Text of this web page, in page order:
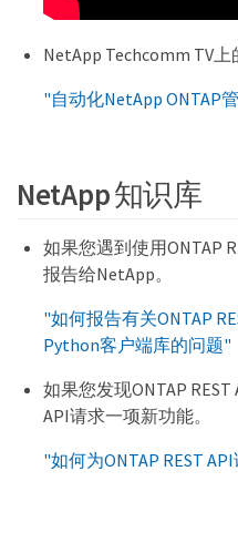
NetApp Techcomm TV上
"自动化NetApp ONTAP
NetApp 知识库
如果您遇到使用ONTAP
报告给NetApp。
"如何报告有关ONTAP
Python客户端库的问题"
如果您发现ONTAP
API请求一项新功能。
"如何为ONTAP REST